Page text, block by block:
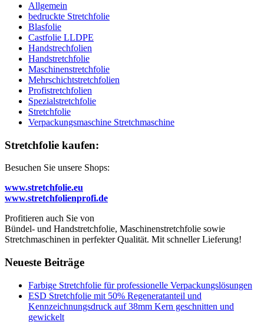
Allgemein
bedruckte Stretchfolie
Blasfolie
Castfolie LLDPE
Handstrechfolien
Handstretchfolie
Maschinenstretchfolie
Mehrschichtstretchfolien
Profistretchfolien
Spezialstretchfolie
Stretchfolie
Verpackungsmaschine Stretchmaschine
Stretchfolie kaufen:
Besuchen Sie unsere Shops:
www.stretchfolie.eu
www.stretchfolienprofi.de
Profitieren auch Sie von
Bündel- und Handstretchfolie, Maschinenstretchfolie sowie
Stretchmaschinen in perfekter Qualität. Mit schneller Lieferung!
Neueste Beiträge
Farbige Stretchfolie für professionelle Verpackungslösungen
ESD Stretchfolie mit 50% Regeneratanteil und
Kennzeichnungsdruck auf 38mm Kern geschnitten und
gewickelt